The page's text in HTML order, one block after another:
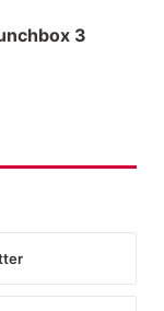
3